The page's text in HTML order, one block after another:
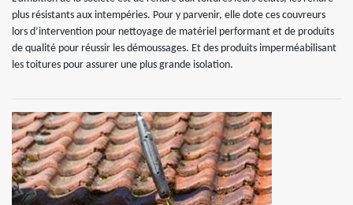
plus résistants aux intempéries. Pour y parvenir, elle dote ces couvreurs
lors d’intervention pour nettoyage de matériel performant et de produits
de qualité pour réussir les démoussages. Et des produits imperméabilisant
les toitures pour assurer une plus grande isolation.